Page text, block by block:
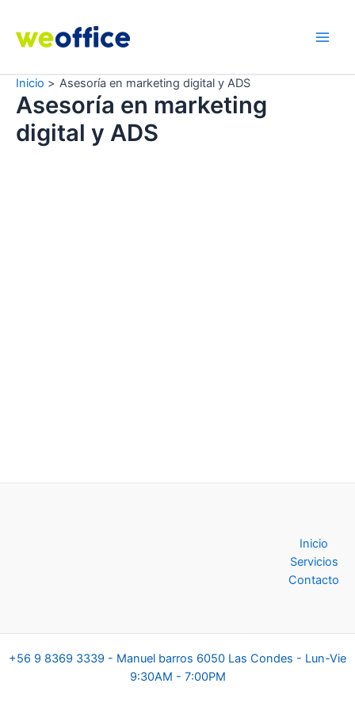
contenido
Inicio Asesoría en marketing digital y ADS
Asesoría en marketing
digital y ADS
Inicio
Servicios
Contacto
+56 9 8369 3339 - Manuel barros 6050 Las Condes - Lun-Vie
9:30AM - 7:00PM